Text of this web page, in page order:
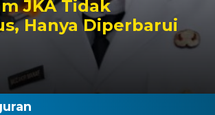
JKA Tidak
Hanya Diperbarui